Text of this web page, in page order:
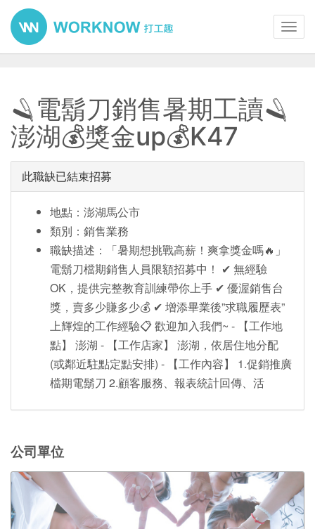
🪒電鬍刀銷售暑期工讀🪒
澎湖💰獎金up💰K47
此職缺已結束招募
地點：澎湖馬公市
類別：銷售業務
職缺描述：「暑期想挑戰高薪！爽拿獎金嗎🔥」
電鬍刀檔期銷售人員限額招募中！ ✔ 無經驗
OK，提供完整教育訓練帶你上手 ✔ 優渥銷售台
獎，賣多少賺多少💰 ✔ 增添畢業後”求職履歷表”
上輝煌的工作經驗📋 歡迎加入我們~ - 【工作地
點】 澎湖 - 【工作店家】 澎湖，依居住地分配
(或鄰近駐點定點安排) - 【工作內容】 1.促銷推廣
檔期電鬍刀 2.顧客服務、報表統計回傳、活
公司單位